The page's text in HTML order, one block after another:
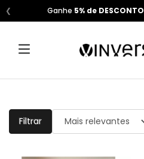
Ganhe 5% de DESCONTO
❮
Filtrar